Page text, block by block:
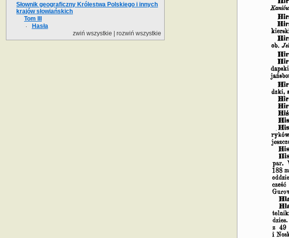
Słownik geograficzny Królestwa Polskiego i innych
krajów słowiańskich
Tom III
Hasła
zwiń wszystkie |rozwiń wszystkie